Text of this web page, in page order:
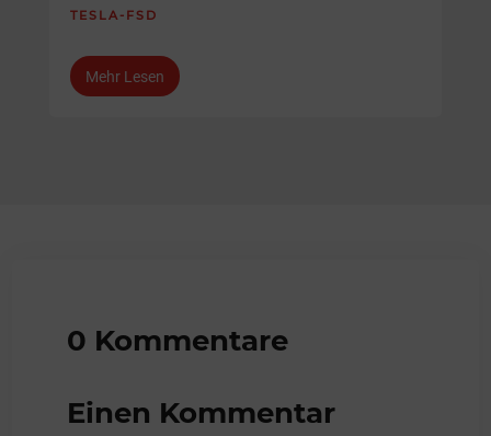
TESLA-FSD
Mehr Lesen
0 Kommentare
Einen Kommentar